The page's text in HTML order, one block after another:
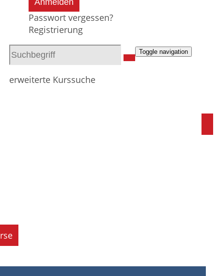
Anmelden
Passwort vergessen?
Registrierung
erweiterte Kurssuche
Toggle navigation